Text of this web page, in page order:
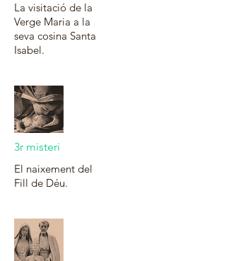
La visitació de la
Verge Maria a la
seva cosina Santa
Isabel.
3r misteri
El naixement del
Fill de Déu.